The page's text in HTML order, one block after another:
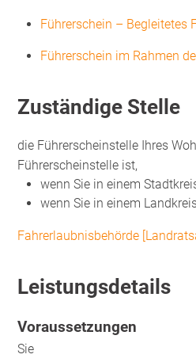
Führerschein – Begleitetes
Führerschein im Rahmen
Zuständige Stelle
die Führerscheinstelle Ihres
Führerscheinstelle ist,
wenn Sie in einem
wenn Sie in einem
Fahrerlaubnisbehörde
Leistungsdetails
Voraussetzungen
Sie